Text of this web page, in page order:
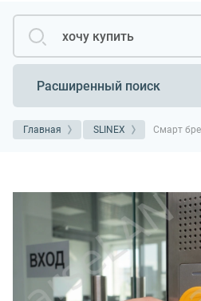
Расширенный поиск
Главная SLINEX Смарт